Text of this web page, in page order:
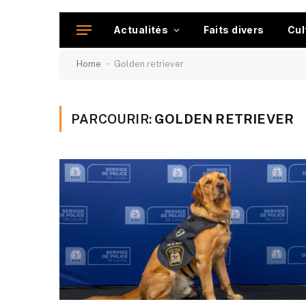
Actualités Faits divers
Home - Golden retriever
PARCOURIR: GOLDEN RETRIEVER